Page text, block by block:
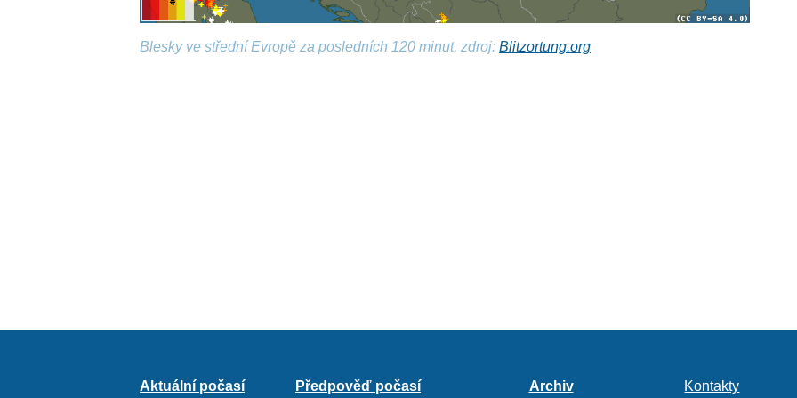
Blesky ve střední Evropě za posledních 120 minut, zdroj:Blitzortung.org
Aktuální počasí Předpověď počasí Archiv Kontakty